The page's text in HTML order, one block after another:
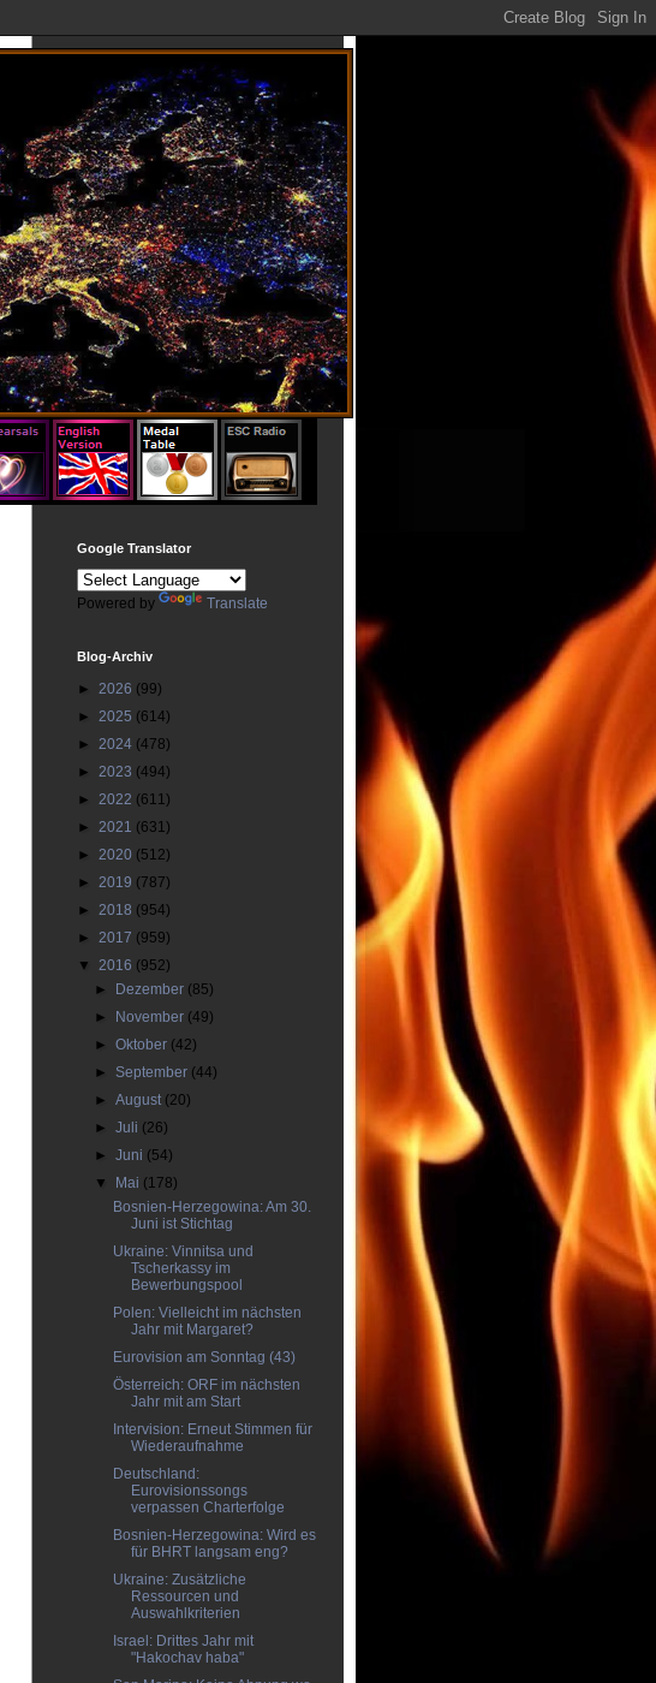
Google Translator
Powered by Translate
Blog-Archiv
► 2026 (99)
► 2025 (614)
► 2024 (478)
► 2023 (494)
► 2022 (611)
► 2021 (631)
► 2020 (512)
► 2019 (787)
► 2018 (954)
► 2017 (959)
▼ 2016 (952)
►
Dezember (85)
►
November (49)
►Oktober (42)
► September (44)
►August (20)
►Juli (26)
►Juni (54)
▼
Mai (178)
Bosnien-Herzegowina: Am 30.
Juni ist Stichtag
Ukraine: Vinnitsa und
Tscherkassy im
Bewerbungspool
Polen: Vielleicht im nächsten
Jahr mit Margaret?
Eurovision am Sonntag (43)
Österreich: ORF im nächsten
Jahr mit am Start
Intervision: Erneut Stimmen für
Wiederaufnahme
Deutschland:
Eurovisionssongs
verpassen Charterfolge
Bosnien-Herzegowina: Wird es
für BHRT langsam eng?
Ukraine: Zusätzliche
Ressourcen und
Auswahlkriterien
Israel: Drittes Jahr mit
"Hakochav haba"